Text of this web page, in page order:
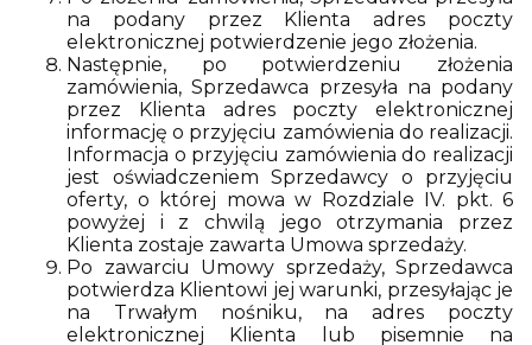
na podany przez Klienta adres poczty
elektronicznej potwierdzenie jego złożenia.
Następnie, po potwierdzeniu złożenia
zamówienia, Sprzedawca przesyła na podany
przez Klienta adres poczty elektronicznej
informację o przyjęciu zamówienia do realizacji.
Informacja o przyjęciu zamówienia do realizacji
jest oświadczeniem Sprzedawcy o przyjęciu
oferty, o której mowa w Rozdziale IV. pkt. 6
powyżej i z chwilą jego otrzymania przez
Klienta zostaje zawarta Umowa sprzedaży.
Po zawarciu Umowy sprzedaży, Sprzedawca
potwierdza Klientowi jej warunki, przesyłając je
na Trwałym nośniku, na adres poczty
elektronicznej Klienta lub pisemnie na